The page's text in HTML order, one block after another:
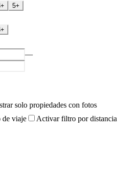
5+
—
solo propiedades con fotos
de viaje
Activar filtro por distancia